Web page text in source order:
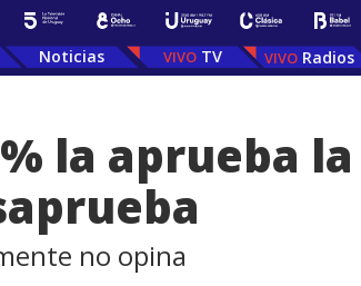
Noticias TV Radios
la aprueba
no opina